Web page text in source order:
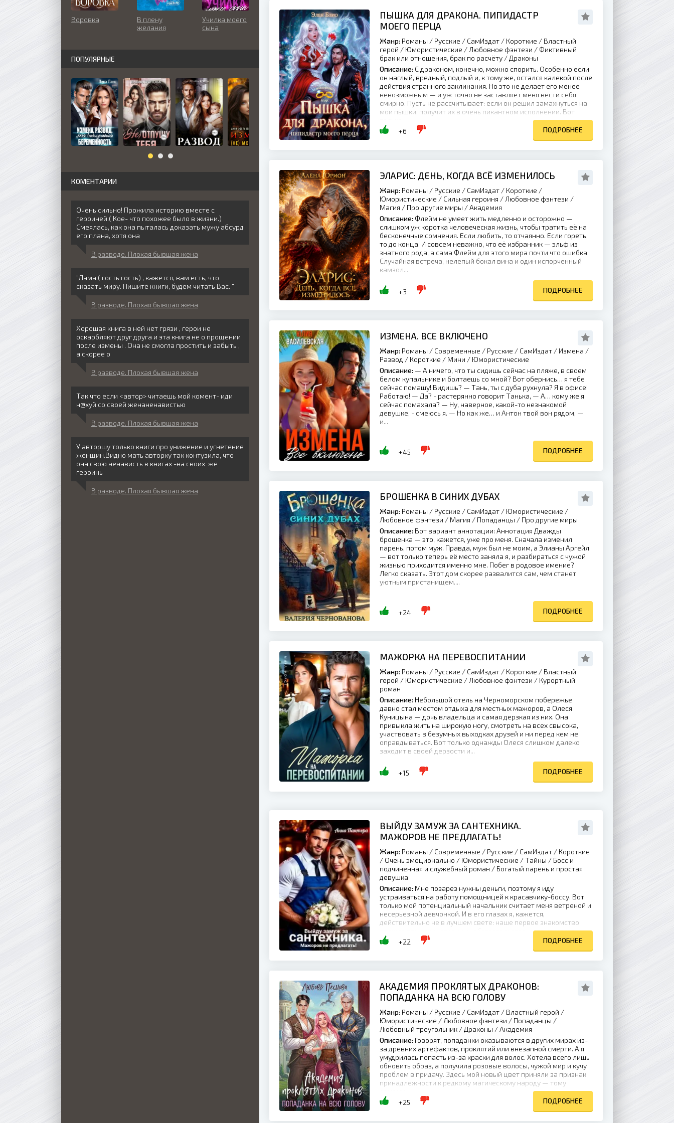
ПЫШКА ДЛЯ ДРАКОНА. ПИПИДАСТР
МОЕГО ПЕРЦА
Жанр: Романы / Русские / СамИздат / Короткие / Властный
герой / Юмористические / Любовное фэнтези / Фиктивный
брак или отношения, брак по расчёту / Драконы
Описание: С драконом, конечно, можно спорить. Особенно если
он наглый, вредный, подлый и, к тому же, остался калекой после
действия странного заклинания. Но это не делает его менее
невозможным — и уж точно не заставляет меня вести себя
смирно. Пусть не рассчитывает: если он решил замахнуться на
мои пышки, получит их в очень пикантном исполнении. Вот
+6
ПОДРОБНЕЕ
ЭЛАРИС: ДЕНЬ, КОГДА ВСЁ ИЗМЕНИЛОСЬ
Жанр: Романы / Русские / СамИздат / Короткие /
Юмористические / Сильная героиня / Любовное фэнтези /
Магия / Про другие миры / Академия
Описание: Флейм не умеет жить медленно и осторожно —
слишком уж коротка человеческая жизнь, чтобы тратить её на
бесконечные сомнения. Если любить, то отчаянно. Если гореть,
то до конца. И совсем неважно, что её избранник — эльф из
знатного рода, а сама Флейм для этого мира почти что ошибка.
Случайная встреча, нелепый бокал вина и один испорченный
камзол...
+3 ПОДРОБНЕЕ
ИЗМЕНА. ВСЕ ВКЛЮЧЕНО
Жанр: Романы / Современные / Русские / СамИздат / Измена /
Развод / Короткие / Мини / Юмористические
Описание: — А ничего, что ты сидишь сейчас на пляже, в своем
белом купальнике и болтаешь со мной? Вот обернись… я тебе
сейчас помашу! Видишь? — Тань, ты с дуба рухнула? Я в офисе!
Работаю! — Да? - растерянно говорит Танька, — А… кому же я
сейчас помахала? — Ну, наверное, какой-то незнакомой
девушке, - смеюсь я. — Но как же… и Антон твой вон рядом, —
и...
+45 ПОДРОБНЕЕ
БРОШЕНКА В СИНИХ ДУБАХ
Жанр: Романы / Русские / СамИздат / Юмористические /
Любовное фэнтези / Магия / Попаданцы / Про другие миры
Описание: Вот вариант аннотации: Аннотация Дважды
брошенка — это, кажется, уже про меня. Сначала изменил
парень, потом муж. Правда, муж был не моим, а Элианы Аргейл
— вот только теперь её место заняла я, и разбираться с чужой
жизнью приходится именно мне. Побег в родовое имение?
Легко сказать. Этот дом скорее развалится сам, чем станет
уютным пристанищем....
+24 ПОДРОБНЕЕ
МАЖОРКА НА ПЕРЕВОСПИТАНИИ
Жанр: Романы / Русские / СамИздат / Короткие / Властный
герой / Юмористические / Любовное фэнтези / Курортный
роман
Описание: Небольшой отель на Черноморском побережье
давно стал местом отдыха для местных мажоров, а Олеся
Куницына — дочь владельца и самая дерзкая из них. Она
привыкла жить на широкую ногу, смотреть на всех свысока,
участвовать в безумных выходках друзей и ни перед кем не
оправдываться. Вот только однажды Олеся слишком далеко
заходит в своей дерзости и...
+15 ПОДРОБНЕЕ
ВЫЙДУ ЗАМУЖ ЗА САНТЕХНИКА.
МАЖОРОВ НЕ ПРЕДЛАГАТЬ!
Жанр: Романы / Современные / Русские / СамИздат / Короткие
/ Очень эмоционально / Юмористические / Тайны / Босс и
подчиненная и служебный роман / Богатый парень и простая
девушка
Описание: Мне позарез нужны деньги, поэтому я иду
устраиваться на работу помощницей к красавчику-боссу. Вот
только мой потенциальный начальник считает меня ветреной и
несерьезной девчонкой. И в его глазах я, кажется,
действительно не в лучшем свете: наше первое знакомство
прошло при таких странных обстоятельствах, что на место
рядом с ним претендуют куда...
+22 ПОДРОБНЕЕ
АКАДЕМИЯ ПРОКЛЯТЫХ ДРАКОНОВ:
ПОПАДАНКА НА ВСЮ ГОЛОВУ
Жанр: Романы / Русские / СамИздат / Властный герой /
Юмористические / Любовное фэнтези / Попаданцы /
Любовный треугольник / Драконы / Академия
Описание: Говорят, попаданки оказываются в других мирах из-
за древних артефактов, проклятий или внезапной смерти. А я
умудрилась попасть из-за краски для волос. Хотела всего лишь
обновить образ, а получила розовые волосы, чужой мир и кучу
проблем в придачу. Здесь мой новый цвет приняли за признак
принадлежности к редкому магическому народу — тому
+25
ПОДРОБНЕЕ
Воровка
В плену
желания
Училка моего
сына
ПОПУЛЯРНЫЕ
КОМЕНТАРИИ
Очень сильно! Прожила историю вместе с
героиней.( Кое- что похожее было в жизни.)
Смеялась, как она пыталась доказать мужу абсурд
его плана, хотя она
В разводе. Плохая бывшая жена
"Дама ( гость гость) , кажется, вам есть, что
сказать миру. Пишите книги, будем читать Вас. "
В разводе. Плохая бывшая жена
Хорошая книга в ней нет грязи , герои не
оскарбляют друг друга и эта книга не о прощении
после измены . Она не смогла простить и забыть ,
а скорее о
В разводе. Плохая бывшая жена
Так что если <автор> читаешь мой комент- иди
н@хуй со своей женаненавистью
В разводе. Плохая бывшая жена
У авторшу только книги про унижение и угнетение
женщин.Видно мать авторку так контузила, что
она свою ненависть в книгах -на своих же
героинь
В разводе. Плохая бывшая жена